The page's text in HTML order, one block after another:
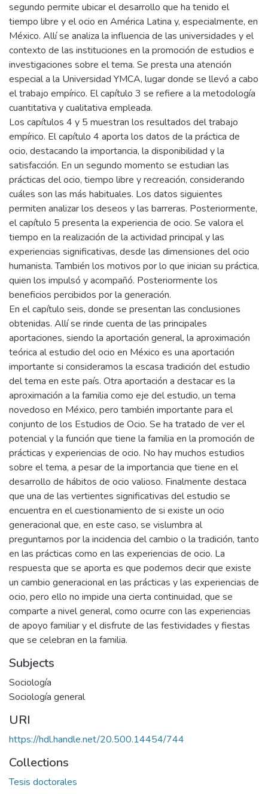
segundo permite ubicar el desarrollo que ha tenido el
tiempo libre y el ocio en América Latina y, especialmente, en
México. Allí se analiza la influencia de las universidades y el
contexto de las instituciones en la promoción de estudios e
investigaciones sobre el tema. Se presta una atención
especial a la Universidad YMCA, lugar donde se llevó a cabo
el trabajo empírico. El capítulo 3 se refiere a la metodología
cuantitativa y cualitativa empleada.
Los capítulos 4 y 5 muestran los resultados del trabajo
empírico. El capítulo 4 aporta los datos de la práctica de
ocio, destacando la importancia, la disponibilidad y la
satisfacción. En un segundo momento se estudian las
prácticas del ocio, tiempo libre y recreación, considerando
cuáles son las más habituales. Los datos siguientes
permiten analizar los deseos y las barreras. Posteriormente,
el capítulo 5 presenta la experiencia de ocio. Se valora el
tiempo en la realización de la actividad principal y las
experiencias significativas, desde las dimensiones del ocio
humanista. También los motivos por lo que inician su práctica,
quien los impulsó y acompañó. Posteriormente los
beneficios percibidos por la generación.
En el capítulo seis, donde se presentan las conclusiones
obtenidas. Allí se rinde cuenta de las principales
aportaciones, siendo la aportación general, la aproximación
teórica al estudio del ocio en México es una aportación
importante si consideramos la escasa tradición del estudio
del tema en este país. Otra aportación a destacar es la
aproximación a la familia como eje del estudio, un tema
novedoso en México, pero también importante para el
conjunto de los Estudios de Ocio. Se ha tratado de ver el
potencial y la función que tiene la familia en la promoción de
prácticas y experiencias de ocio. No hay muchos estudios
sobre el tema, a pesar de la importancia que tiene en el
desarrollo de hábitos de ocio valioso. Finalmente destaca
que una de las vertientes significativas del estudio se
encuentra en el cuestionamiento de si existe un ocio
generacional que, en este caso, se vislumbra al
preguntarnos por la incidencia del cambio o la tradición, tanto
en las prácticas como en las experiencias de ocio. La
respuesta que se aporta es que podemos decir que existe
un cambio generacional en las prácticas y las experiencias de
ocio, pero ello no impide una cierta continuidad, que se
comparte a nivel general, como ocurre con las experiencias
de apoyo familiar y el disfrute de las festividades y fiestas
que se celebran en la familia.
Subjects
Sociología
Sociología general
URI
https://hdl.handle.net/20.500.14454/744
Collections
Tesis doctorales